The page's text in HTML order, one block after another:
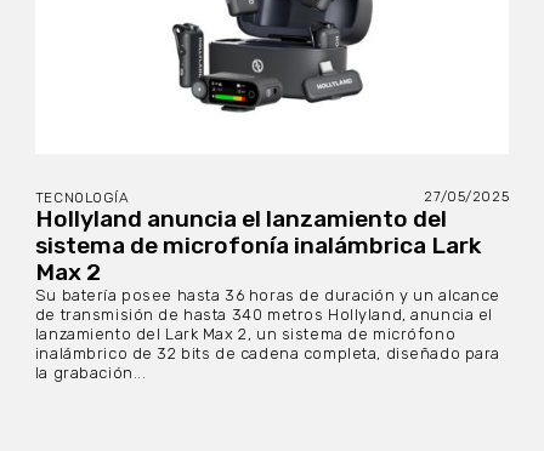
TECNOLOGÍA 27/05/2025
Hollyland anuncia el lanzamiento del
sistema de microfonía inalámbrica Lark
Max 2
Su batería posee hasta 36 horas de duración y un alcance
de transmisión de hasta 340 metros Hollyland, anuncia el
lanzamiento del Lark Max 2, un sistema de micrófono
inalámbrico de 32 bits de cadena completa, diseñado para
la grabación...